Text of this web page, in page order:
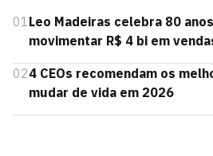
01Leo Madeiras celebra 80
movimentar R$ 4 bi em
024 CEOs recomendam os
mudar de vida em 2026